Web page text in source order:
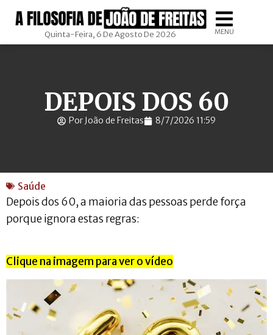
Quinta-Feira, 6 De Agosto De 2026 MENU
DEPOIS DOS 60
Por João de Freitas 8/7/2026 11:59
Saúde
Depois dos 60, a maioria das pessoas perde força
porque ignora estas regras:
Clique na imagem para ver o vídeo